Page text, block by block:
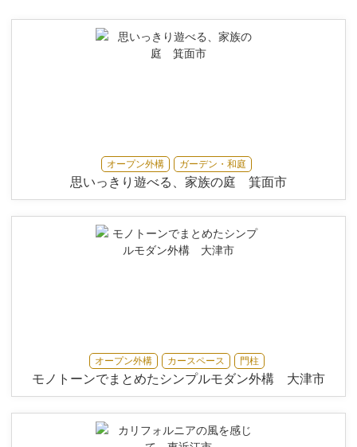
オープン外構 ガーデン・和庭
思いっきり遊べる、家族の庭 箕面市
オープン外構 カースペース 門柱
モノトーンでまとめたシンプルモダン外構 大津市